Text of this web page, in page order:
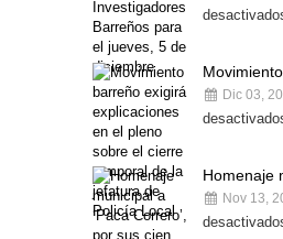
Dic 03,
Homenaje
Nov 13,